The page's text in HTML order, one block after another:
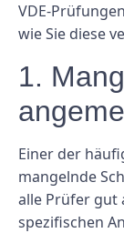
VDE-
wie Sie diese
1.
Einer der
mangelnde
alle Prüfer gut
spezifischen